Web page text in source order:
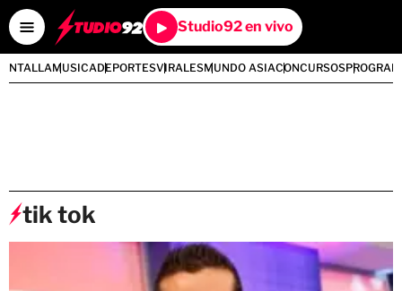
Studio92 en vivo
MUSICADEPORTESVIRALESMUNDO ASIACONCURSOS
tik tok